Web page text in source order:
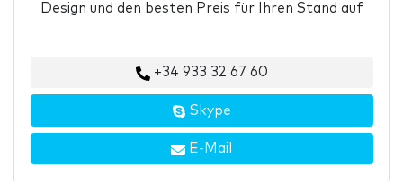
Design und den besten Preis für Ihren Stand auf
+34 933 32 67 60
Skype
E-Mail